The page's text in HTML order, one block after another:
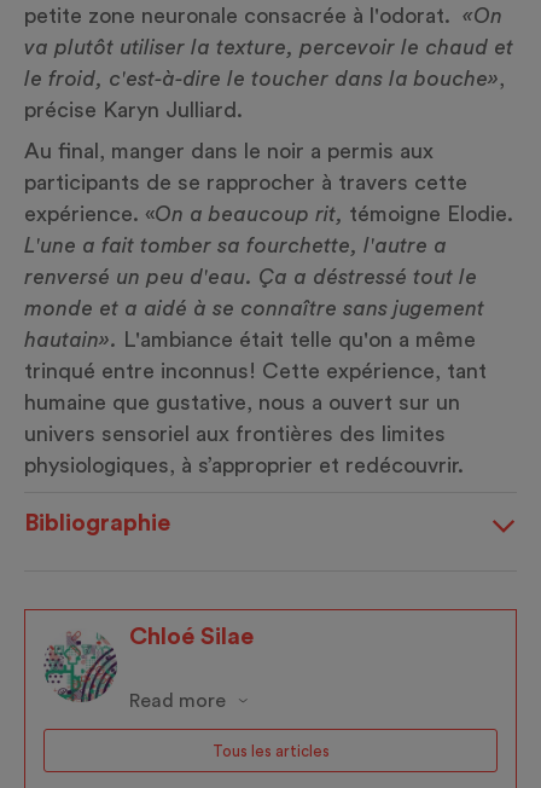
petite zone neuronale consacrée à l'odorat. «On
va plutôt utiliser la texture, percevoir le chaud et
le froid, c'est-à-dire le toucher dans la bouche»,
précise Karyn Julliard.
Au final, manger dans le noir a permis aux
participants de se rapprocher à travers cette
expérience. «On a beaucoup rit, témoigne Elodie.
L'une a fait tomber sa fourchette, l'autre a
renversé un peu d'eau. Ça a déstressé tout le
monde et a aidé à se connaître sans jugement
hautain».
L'ambiance était telle qu'on a même
trinqué entre inconnus! Cette expérience, tant
humaine que gustative, nous a ouvert sur un
univers sensoriel aux frontières des limites
physiologiques, à s’approprier et redécouvrir.
Bibliographie
Tous les articles
Chloé Silae
Read more